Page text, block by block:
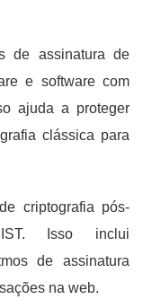
de assinatura de
e software com
ajuda a proteger
clássica para
criptografia pós-
Isso inclui
de assinatura
na web.